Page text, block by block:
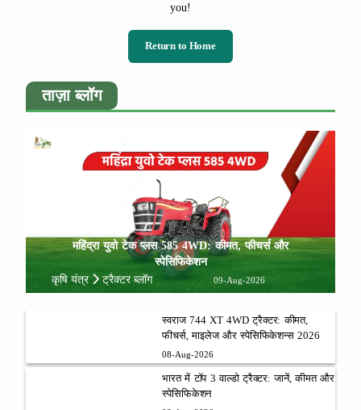
you!
Return to Home
ताज़ा ब्लॉग
महिंद्रा युवो टेक प्लस 585 4WD: कीमत, फीचर्स और
स्पेसिफिकेशन
कृषि यंत्र
ट्रैक्टर ब्लॉग 09-Aug-2026
स्वराज 744 XT 4WD ट्रैक्टर: कीमत,
फीचर्स, माइलेज और स्पेसिफिकेशन्स 2026
08-Aug-2026
भारत में टॉप 3 वाल्डो ट्रैक्टर: जानें, कीमत और
स्पेसिफिकेशन